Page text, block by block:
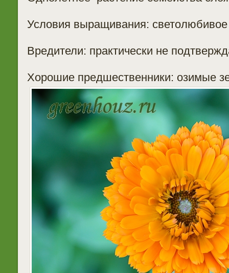
Условия выращивания:
Вредители: практически не
Хорошие предшественники: озимые